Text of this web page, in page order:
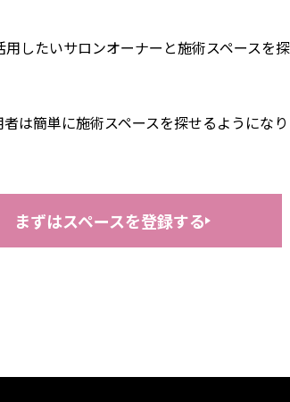
したいサロンオーナーと施術スペースを
は簡単に施術スペースを探せるようにな
まずはスペースを登録する